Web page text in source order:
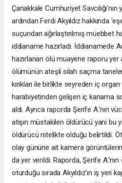
Çanakkale Cumhuriyet
ardından Ferdi Akyıldız hakkında
suçundan ağırlaştırılmış müebbet
iddianame hazırladı. İddianamede
hazırlanan ölü muayene raporu yer
ölümünün ateşli silah saçma
kırıkları ile birlikte seyreden iç
harabiyetinden gelişen iç kanama
aldı. Ayrıca raporda Şerife A.'nın
atışın müstakilen öldürücü yani bu
öldürücü nitelikte olduğu belirtildi.
olay gününe ait kamera
da yer verildi. Raporda, Şerife
oturduğu sırada Akyıldız'ın iş yeri